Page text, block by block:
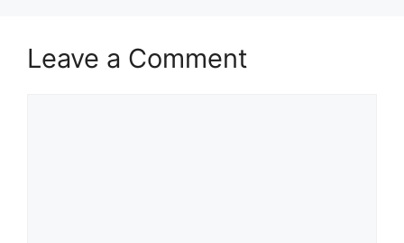
Leave a Comment